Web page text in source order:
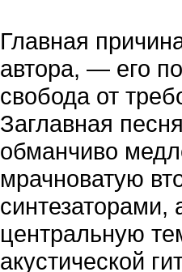
Главная
автора, — его
свобода от
Заглавная
обманчиво
мрачноватую
синтезаторами,
центральную
акустической